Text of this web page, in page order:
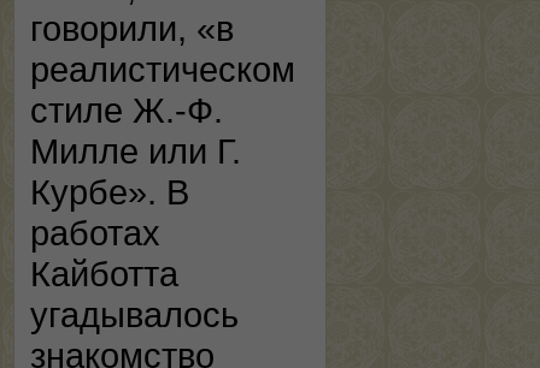
говорили, «в
реалистическом
стиле Ж.-Ф.
Милле или Г.
Курбе». В
работах
Кайботта
угадывалось
знакомство